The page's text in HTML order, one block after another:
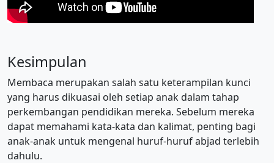
Kesimpulan
Membaca merupakan salah satu keterampilan kunci
yang harus dikuasai oleh setiap anak dalam tahap
perkembangan pendidikan mereka. Sebelum mereka
dapat memahami kata-kata dan kalimat, penting bagi
anak-anak untuk mengenal huruf-huruf abjad terlebih
dahulu.